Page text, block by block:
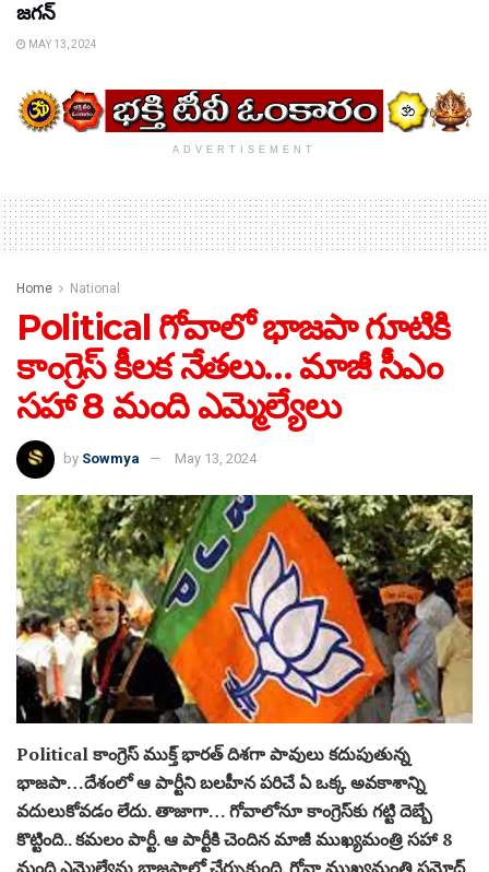
జగన్
MAY 13, 2024
ADVERTISEMENT
Home National
Political గోవాలో భాజపా గూటికి
కాంగ్రెస్ కీలక నేతలు… మాజీ సీఎం
సహా 8 మంది ఎమ్మెల్యేలు
by Sowmya May 13, 2024
Political కాంగ్రెస్‌ ముక్త్‌ భారత్ దిశగా పావులు కదుపుతున్న
భాజపా…దేశంలో ఆ పార్టీని బలహీన పరిచే ఏ ఒక్క అవకాశాన్ని
వదులుకోవడం లేదు. తాజాగా… గోవాలోనూ కాంగ్రెస్‌కు గట్టి దెబ్బే
కొట్టింది.. కమలం పార్టీ. ఆ పార్టీకి చెందిన మాజీ ముఖ్యమంత్రి సహా 8